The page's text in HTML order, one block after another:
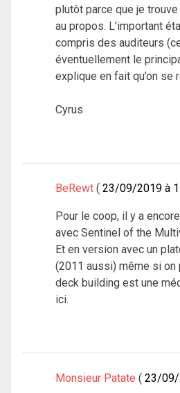
plutôt parce que je trouve
au propos. L’important
compris des auditeurs
éventuellement le
explique en fait qu’on se
Cyrus
BeRewt 23/09/2019 à
Pour le coop, il y a
avec Sentinel of the
Et en version avec un
(2011 aussi) même si on
deck building est une
ici.
Monsieur Patate 23/09/